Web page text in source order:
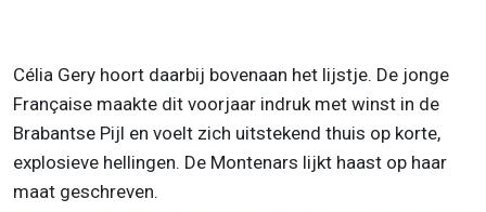
Célia Gery hoort daarbij bovenaan het lijstje. De jonge
Française maakte dit voorjaar indruk met winst in de
Brabantse Pijl en voelt zich uitstekend thuis op korte,
explosieve hellingen. De Montenars lijkt haast op haar
maat geschreven.